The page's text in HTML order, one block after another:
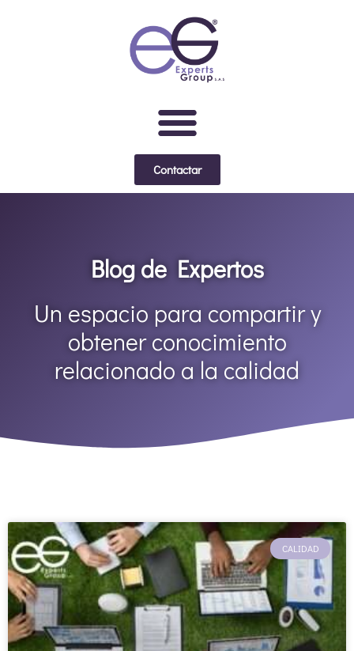
Contactar
Blog de Expertos
Un espacio para compartir y
obtener conocimiento
relacionado a la calidad
CALIDAD